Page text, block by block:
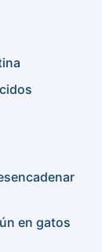
en gatos